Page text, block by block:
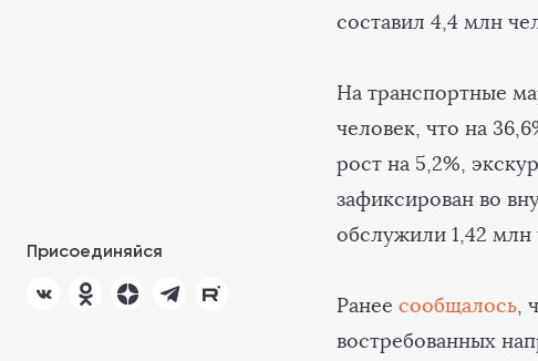
Присоединяйся
составил 4,4 млн
На транспортные
человек, что на
рост на 5,2%,
зафиксирован во
обслужили 1,42 млн
Ранее сообщалось,
востребованных